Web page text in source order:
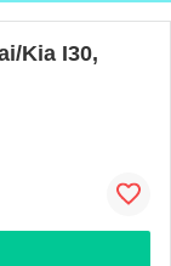
Kia I30,